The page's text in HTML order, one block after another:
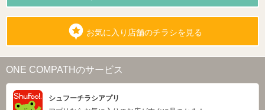
お気に入り店舗のチラシを見る
ONE COMPATHのサービス
シュフーチラシアプリ